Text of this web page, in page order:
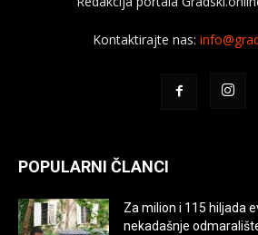
Kontaktirajte nas:
POPULARNI ČLANCI
Za milion i 115 hiljada
nekadašnje